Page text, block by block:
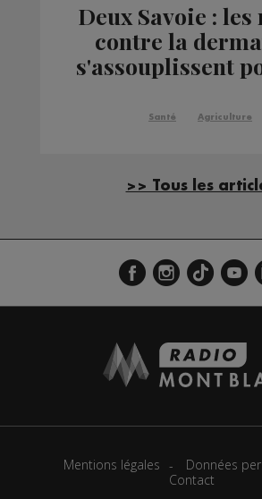
Deux Savoie : les
contre la
s'assouplissent
Santé Agriculture
>> Tous les
Mentions légales
Données
Contact